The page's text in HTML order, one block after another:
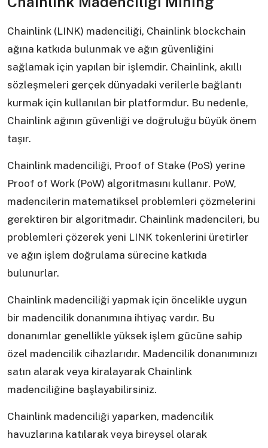
Chainlink (LINK) madenciliği, Chainlink blockchain
ağına katkıda bulunmak ve ağın güvenliğini
sağlamak için yapılan bir işlemdir. Chainlink, akıllı
sözleşmeleri gerçek dünyadaki verilerle bağlantı
kurmak için kullanılan bir platformdur. Bu nedenle,
Chainlink ağının güvenliği ve doğruluğu büyük önem
taşır.
Chainlink madenciliği, Proof of Stake (PoS) yerine
Proof of Work (PoW) algoritmasını kullanır. PoW,
madencilerin matematiksel problemleri çözmelerini
gerektiren bir algoritmadır. Chainlink madencileri, bu
problemleri çözerek yeni LINK tokenlerini üretirler
ve ağın işlem doğrulama sürecine katkıda
bulunurlar.
Chainlink madenciliği yapmak için öncelikle uygun
bir madencilik donanımına ihtiyaç vardır. Bu
donanımlar genellikle yüksek işlem gücüne sahip
özel madencilik cihazlarıdır. Madencilik donanımınızı
satın alarak veya kiralayarak Chainlink
madenciliğine başlayabilirsiniz.
Chainlink madenciliği yaparken, madencilik
havuzlarına katılarak veya bireysel olarak